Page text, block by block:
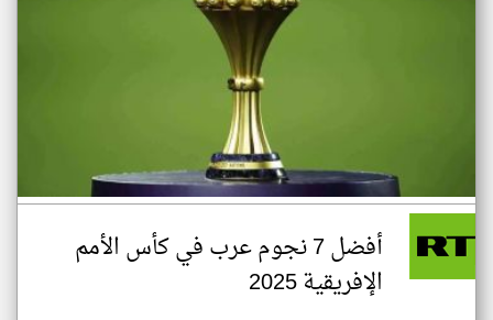
أفضل 7 نجوم عرب في كأس الأمم
الإفريقية 2025